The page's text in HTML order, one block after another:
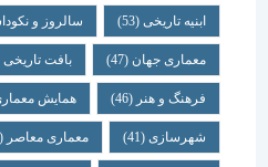
ابنیه تاریخی(53) سالروز و نکوداشت(52)
معماری جهان (47) بافت تاریخی(47)
فرهنگ و هنر(46) همایش معماری (46)
شهرسازی(41) معماری معاصر(40)